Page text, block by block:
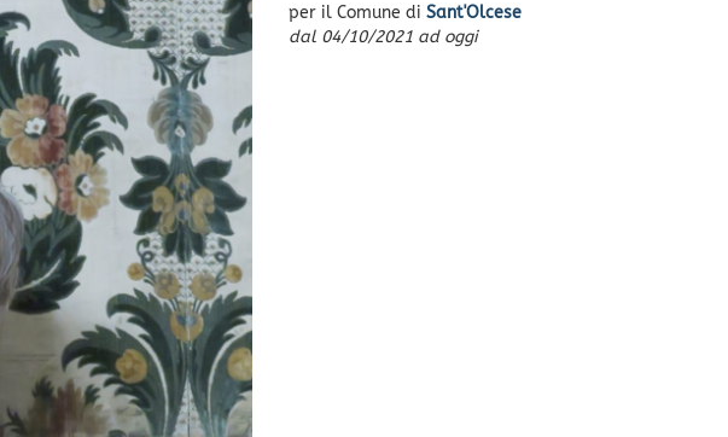
per il Comune di Sant'Olcese
dal 04/10/2021 ad oggi